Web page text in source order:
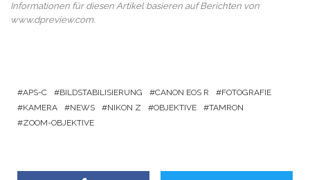
Informationen für diesen Artikel basieren auf Berichten von
www.dpreview.com.
APS-C BILDSTABILISIERUNG CANON EOS R
FOTOGRAFIE
KAMERA
NEWS NIKON Z OBJEKTIVE
TAMRON
ZOOM-OBJEKTIVE